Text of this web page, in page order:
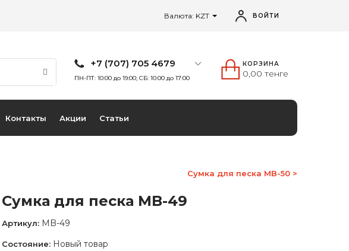
Валюта: KZT ВОЙТИ
+7 (707) 705 4679
ПН-ПТ: 10:00 до 19:00; СБ: 10:00 до 17:00
КОРЗИНА
0,00 тенге
Контакты Акции Статьи
Сумка для песка MB-50 >
Сумка для песка MB-49
Артикул: MB-49
Состояние: Новый товар